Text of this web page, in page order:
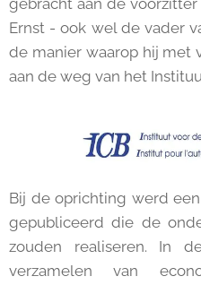
gebracht aan de voorzitter
Ernst - ook wel de vader
de manier waarop hij met
aan de weg van het
Bij de oprichting werd
gepubliceerd die de
zouden realiseren. In
verzamelen van